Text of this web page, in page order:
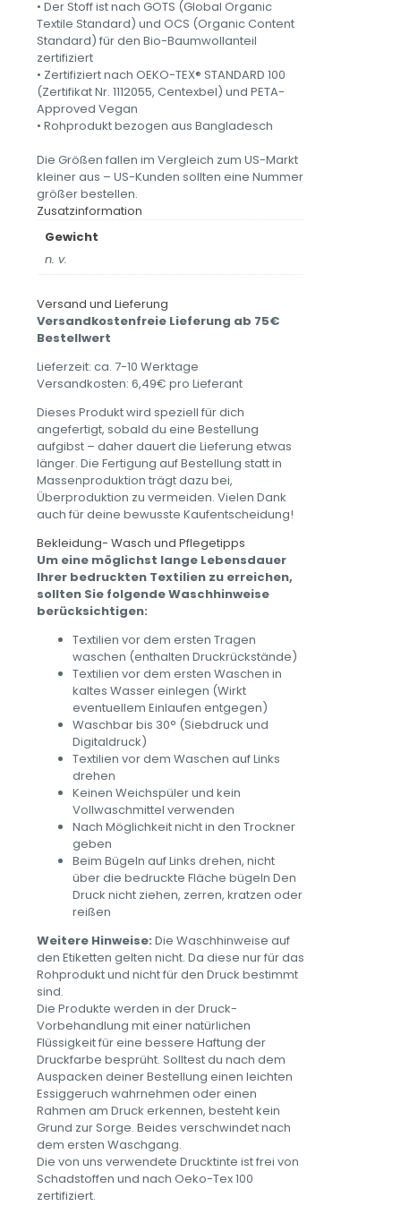
• Der Stoff ist nach GOTS (Global Organic
Textile Standard) und OCS (Organic Content
Standard) für den Bio-Baumwollanteil
zertifiziert
• Zertifiziert nach OEKO-TEX® STANDARD 100
(Zertifikat Nr. 1112055, Centexbel) und PETA-
Approved Vegan
• Rohprodukt bezogen aus Bangladesch
Die Größen fallen im Vergleich zum US-Markt
kleiner aus – US-Kunden sollten eine Nummer
größer bestellen.
Zusatzinformation
Gewicht
n. v.
Versand und Lieferung
Versandkostenfreie Lieferung ab 75€
Bestellwert
Lieferzeit: ca. 7-10 Werktage
Versandkosten: 6,49€ pro Lieferant
Dieses Produkt wird speziell für dich
angefertigt, sobald du eine Bestellung
aufgibst – daher dauert die Lieferung etwas
länger. Die Fertigung auf Bestellung statt in
Massenproduktion trägt dazu bei,
Überproduktion zu vermeiden. Vielen Dank
auch für deine bewusste Kaufentscheidung!
Bekleidung- Wasch und Pflegetipps
Um eine möglichst lange Lebensdauer
Ihrer bedruckten Textilien zu erreichen,
sollten Sie folgende Waschhinweise
berücksichtigen:
Textilien vor dem ersten Tragen
waschen (enthalten Druckrückstände)
Textilien vor dem ersten Waschen in
kaltes Wasser einlegen (Wirkt
eventuellem Einlaufen entgegen)
Waschbar bis 30° (Siebdruck und
Digitaldruck)
Textilien vor dem Waschen auf Links
drehen
Keinen Weichspüler und kein
Vollwaschmittel verwenden
Nach Möglichkeit nicht in den Trockner
geben
Beim Bügeln auf Links drehen, nicht
über die bedruckte Fläche bügeln Den
Druck nicht ziehen, zerren, kratzen oder
reißen
Weitere Hinweise: Die Waschhinweise auf
den Etiketten gelten nicht. Da diese nur für das
Rohprodukt und nicht für den Druck bestimmt
sind.
Die Produkte werden in der Druck-
Vorbehandlung mit einer natürlichen
Flüssigkeit für eine bessere Haftung der
Druckfarbe besprüht. Solltest du nach dem
Auspacken deiner Bestellung einen leichten
Essiggeruch wahrnehmen oder einen
Rahmen am Druck erkennen, besteht kein
Grund zur Sorge. Beides verschwindet nach
dem ersten Waschgang.
Die von uns verwendete Drucktinte ist frei von
Schadstoffen und nach Oeko-Tex 100
zertifiziert.